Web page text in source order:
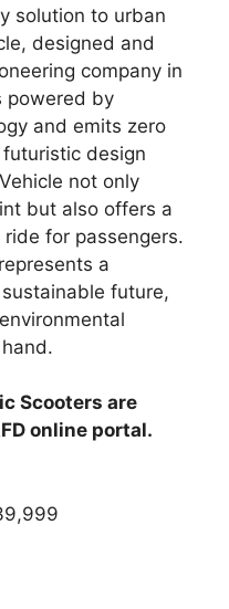
solution to urban
designed and
company in
powered by
and emits zero
design
not only
but also offers a
for passengers.
a
future,
Scooters are
online portal.